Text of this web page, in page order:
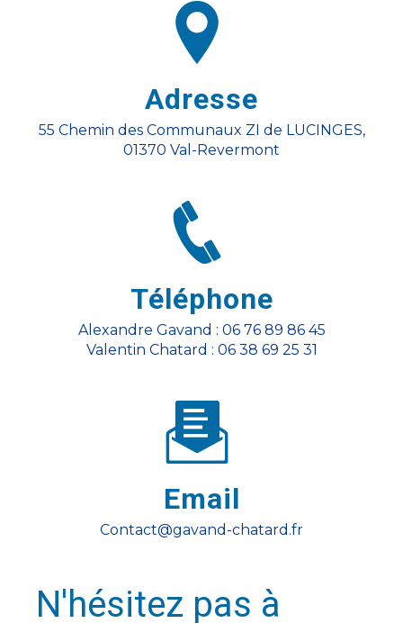
Adresse
55 Chemin des Communaux ZI de LUCINGES,
01370 Val-Revermont
Téléphone
Alexandre Gavand : 06 76 89 86 45
Valentin Chatard : 06 38 69 25 31
Email
contact@gavand-chatard.fr
N'hésitez pas à